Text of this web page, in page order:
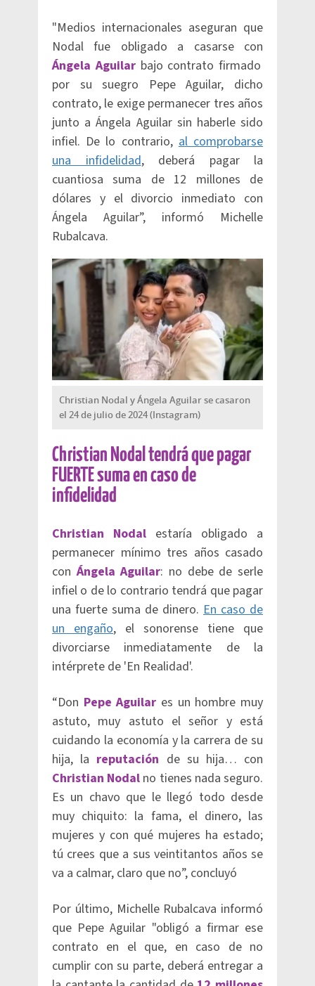
"Medios internacionales aseguran que
Nodal fue obligado a casarse con
Ángela Aguilarbajo contrato firmado
por su suegro Pepe Aguilar, dicho
contrato, le exige permanecer tres años
junto a Ángela Aguilar sin haberle sido
infiel. De lo contrario,al comprobarse
una infidelidad, deberá pagar la
cuantiosa suma de 12 millones de
dólares y el divorcio inmediato con
Ángela Aguilar”, informó Michelle
Rubalcava.
Christian Nodal y Ángela Aguilar se casaron
el 24 de julio de 2024 (Instagram)
Christian Nodal tendrá que pagar
FUERTE suma en caso de
infidelidad
Christian Nodal estaría obligado a
permanecer mínimo tres años casado
conÁngela Aguilar: no debe de serle
infiel o de lo contrario tendrá que pagar
una fuerte suma de dinero. En caso de
un engaño, el sonorense tiene que
divorciarse inmediatamente de la
intérprete de 'En Realidad'.
“Don Pepe Aguilar es un hombre muy
astuto, muy astuto el señor y está
cuidando la economía y la carrera de su
hija, la reputación de su hija… con
Christian Nodal no tienes nada seguro.
Es un chavo que le llegó todo desde
muy chiquito: la fama, el dinero, las
mujeres y con qué mujeres ha estado;
tú crees que a sus veintitantos años se
va a calmar, claro que no”, concluyó
Por último, Michelle Rubalcava informó
que Pepe Aguilar "obligó a firmar ese
contrato en el que, en caso de no
cumplir con su parte, deberá entregar a